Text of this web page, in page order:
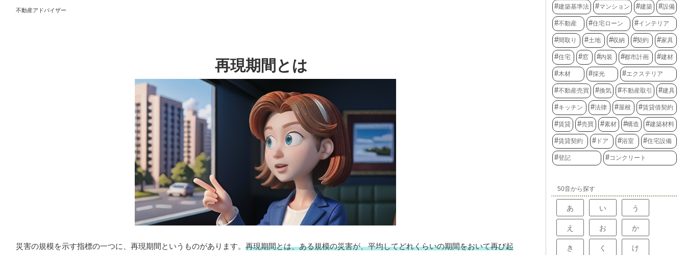
不動産アドバイザー
再現期間とは
災害の規模を示す指標の一つに、再現期間というものがあります。 再現期間とは、ある規模の災害が、平均してどれくらいの期間をおいて再び起
建築基準法 マンション 建築 設備
不動産 住宅ローン インテリア
間取り 土地 収納 契約 家具
住宅 窓 内装 都市計画 建材
木材 採光 エクステリア
不動産売買 換気 不動産取引 建具
キッチン 法律 屋根 賃貸借契約
賃貸 売買 素材 構造 建築材料
賃貸契約 ドア 浴室 住宅設備
登記 コンクリート
50音から探す
あ い う
え お か
き く け